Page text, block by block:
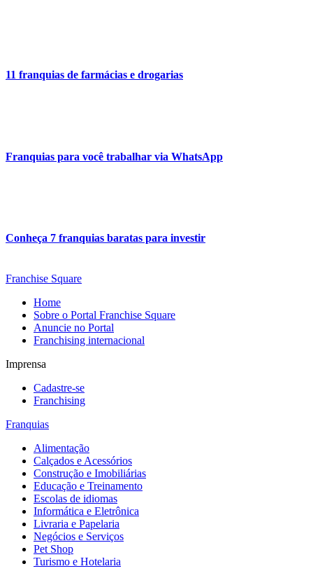
11 franquias de farmácias e drogarias
Franquias para você trabalhar via WhatsApp
Conheça 7 franquias baratas para investir
Franchise Square
Home
Sobre o Portal Franchise Square
Anuncie no Portal
Franchising internacional
Imprensa
Cadastre-se
Franchising
Franquias
Alimentação
Calçados e Acessórios
Construção e Imobiliárias
Educação e Treinamento
Escolas de idiomas
Informática e Eletrônica
Livraria e Papelaria
Negócios e Serviços
Pet Shop
Turismo e Hotelaria